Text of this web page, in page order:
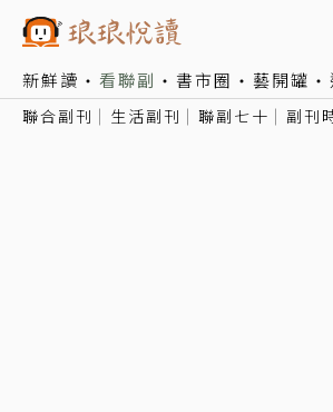
新鮮讀 看聯副 書市圈 藝開罐
聯合副刊 生活副刊 聯副七十 副刊